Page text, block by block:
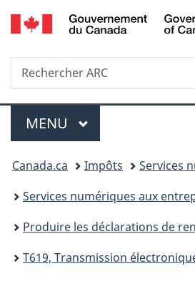
au
à
du
à
Recherche
Rechercher
ARC
Menu
MENU PRINCIPAL
Vous
êtes
ici :
Canada.ca Impôts
Services
Services numériques aux
Produire les déclarations de renseignements par voie
T619, Transmission